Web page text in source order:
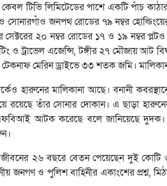
কেবল টিভি লিমিটেডের পাশে একটি পাঁচ
সোনারগাঁও জনপথ রোডের ৭৯ নম্বর
সেক্টরের ২০ নম্বর রোডের ১৭ ও ১৯ নম্বর
ও ট্রাভেল এজেন্সি, টঙ্গীর ২৭ মৌজায়
মেরিন ড্রাইভে ৩৩ শতক জমি।
হারুনের মালিকানা আছে। বনানী
রয়েছে তাঁর সোনার দোকান। এ ছাড়া
আটক করেছে বলে জানিয়েছে দুদক।
২৬ বছরে বেতন পেয়েছেন দুই কোটি
জনগণ ও পুলিশ বাহিনীর একাংশের প্রশ্ন,